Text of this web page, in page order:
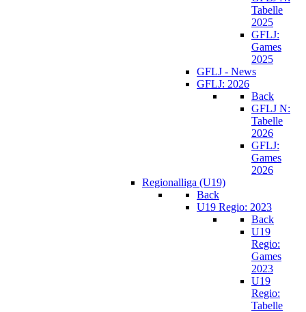
Tabelle
2025
GFLJ:
Games
2025
GFLJ - News
GFLJ: 2026
Back
GFLJ N:
Tabelle
2026
GFLJ:
Games
2026
Regionalliga (U19)
Back
U19 Regio: 2023
Back
U19
Regio:
Games
2023
U19
Regio:
Tabelle